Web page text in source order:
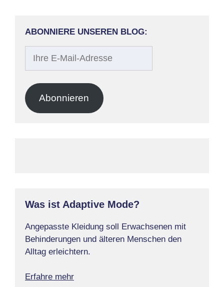
ABONNIERE UNSEREN BLOG:
Adresse
Abonnieren
Was ist Adaptive Mode?
Angepasste Kleidung soll Erwachsenen mit
Behinderungen und älteren Menschen den
Alltag erleichtern.
Erfahre mehr